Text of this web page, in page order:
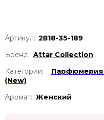
Артикул: 2В18-35-189
Бренд: Attar Collection
Категории:
Парфюмерия
(New)
Аромат: Женский